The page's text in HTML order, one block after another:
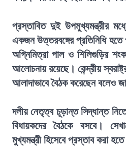
প্রস্তাবিত দুই উপমুখ্যমন্ত্রীর
একজন উত্তরবঙ্গের প্রতিনিধি
অগ্নিমিত্রা পাল ও শিলিগুড়ির
আলোচনায় রয়েছে। কেন্দ্রীয়
আলাদাভাবে বৈঠক করেছেন বলেও
দলীয় নেতৃত্ব চূড়ান্ত সিদ্ধান্ত নিতে
বিধায়কদের বৈঠকে বসবে।
মুখ্যমন্ত্রী হিসেবে প্রস্তাব করা